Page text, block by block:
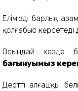
Еліміздің барлық
қолғабыс көрсетеді
Осындай кезде
бағынуымыз
Дерттің алғашқы